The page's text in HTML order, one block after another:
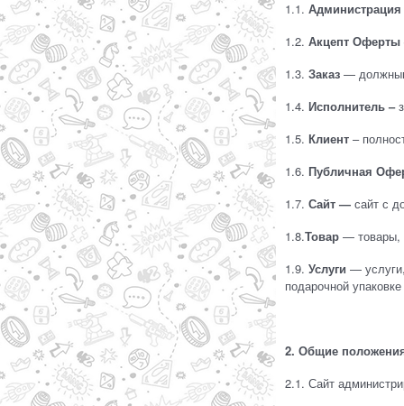
1.1. Администрация
1.2. Акцепт
1.3. Заказ — должным
1.4. Исполнитель –
1.5. Клиент –
1.6. Публичная
1.7. Сайт — сайт с
1.8.Товар — товары,
1.9. Услуги —
подарочной
2. Общие
2.1. Сайт